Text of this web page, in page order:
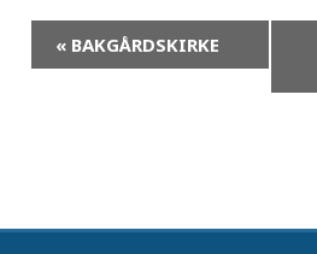
« BAKGÅRDSKIRKE